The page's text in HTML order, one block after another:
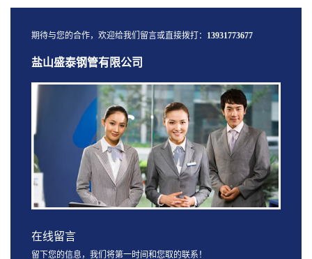
期待与您的合作，欢迎给我们留言或直接拨打： 13931773677
盐山盛泰钢管有限公司
在线留言
留下您的信息，我们将第一时间和您取的联系！